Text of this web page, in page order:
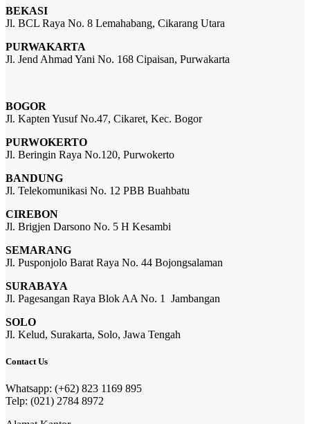
BEKASI
Jl. BCL Raya No. 8 Lemahabang, Cikarang Utara
PURWAKARTA
Jl. Jend Ahmad Yani No. 168 Cipaisan, Purwakarta
BOGOR
Jl. Kapten Yusuf No.47, Cikaret, Kec. Bogor
PURWOKERTO
Jl. Beringin Raya No.120, Purwokerto
BANDUNG
Jl. Telekomunikasi No. 12 PBB Buahbatu
CIREBON
Jl. Brigjen Darsono No. 5 H Kesambi
SEMARANG
Jl. Pusponjolo Barat Raya No. 44 Bojongsalaman
SURABAYA
Jl. Pagesangan Raya Blok AA No. 1 Jambangan
SOLO
Jl. Kelud, Surakarta, Solo, Jawa Tengah
Contact Us
Whatsapp: (+62) 823 1169 895
Telp: (021) 2784 8972